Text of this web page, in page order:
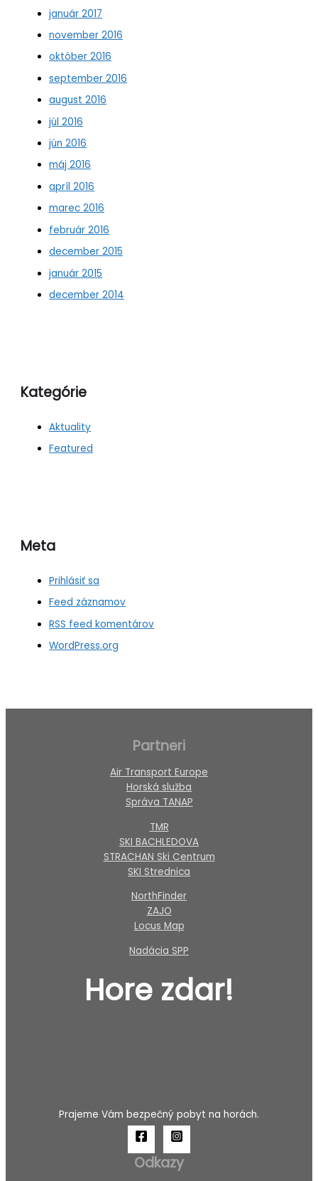
január 2017
november 2016
október 2016
september 2016
august 2016
júl 2016
jún 2016
máj 2016
apríl 2016
marec 2016
február 2016
december 2015
január 2015
december 2014
Kategórie
Aktuality
Featured
Meta
Prihlásiť sa
Feed záznamov
RSS feed komentárov
WordPress.org
Partneri
Air Transport Europe
Horská služba
Správa TANAP
TMR
SKI BACHLEDOVA
STRACHAN Ski Centrum
SKI Strednica
NorthFinder
ZAJO
Locus Map
Nadácia SPP
Hore zdar!
Prajeme Vám bezpečný pobyt na horách.
Odkazy